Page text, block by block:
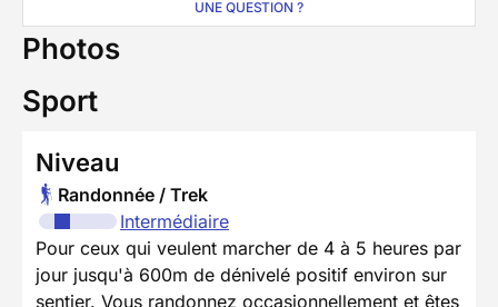
UNE QUESTION ?
Photos
Sport
Niveau
Randonnée / Trek
Intermédiaire
Pour ceux qui veulent marcher de 4 à 5 heures par
jour jusqu'à 600m de dénivelé positif environ sur
sentier. Vous randonnez occasionnellement et êtes